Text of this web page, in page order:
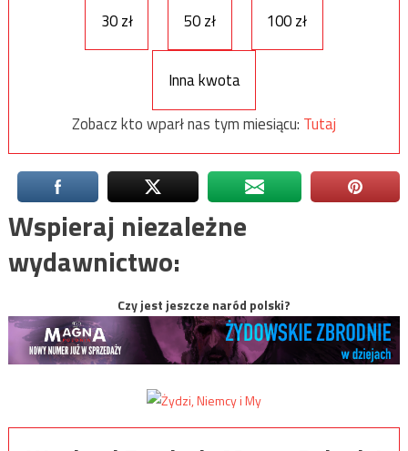
30 zł 50 zł 100 zł
Inna kwota
Zobacz kto wparł nas tym miesiącu: Tutaj
Wspieraj niezależne
wydawnictwo:
Czy jest jeszcze naród polski?